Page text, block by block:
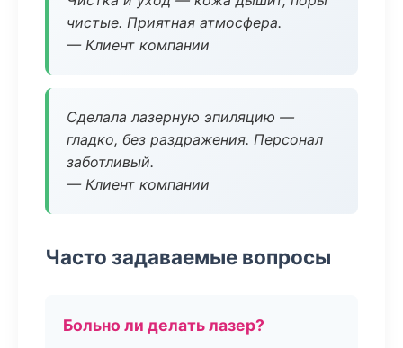
чистые. Приятная атмосфера.
— Клиент компании
Сделала лазерную эпиляцию —
гладко, без раздражения. Персонал
заботливый.
— Клиент компании
Часто задаваемые вопросы
Больно ли делать лазер?